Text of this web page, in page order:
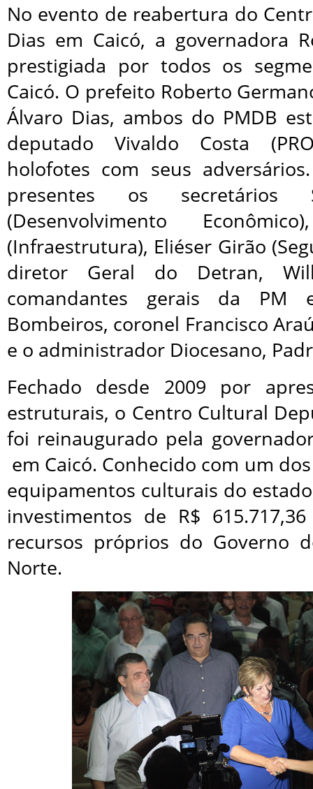
No evento de reabertura do
Dias em Caicó, a governadora
prestigiada por todos os
Caicó. O prefeito Roberto
Álvaro Dias, ambos do PMDB
deputado Vivaldo Costa
holofotes com seus
presentes os secretários
(Desenvolvimento
(Infraestrutura), Eliéser Girão
diretor Geral do Detran,
comandantes gerais da
Bombeiros, coronel Francisco
e o administrador Diocesano,
Fechado desde 2009 por
estruturais, o Centro Cultural
foi reinaugurado pela
em Caicó. Conhecido com um
equipamentos culturais do
investimentos de R$
recursos próprios do Governo
Norte.